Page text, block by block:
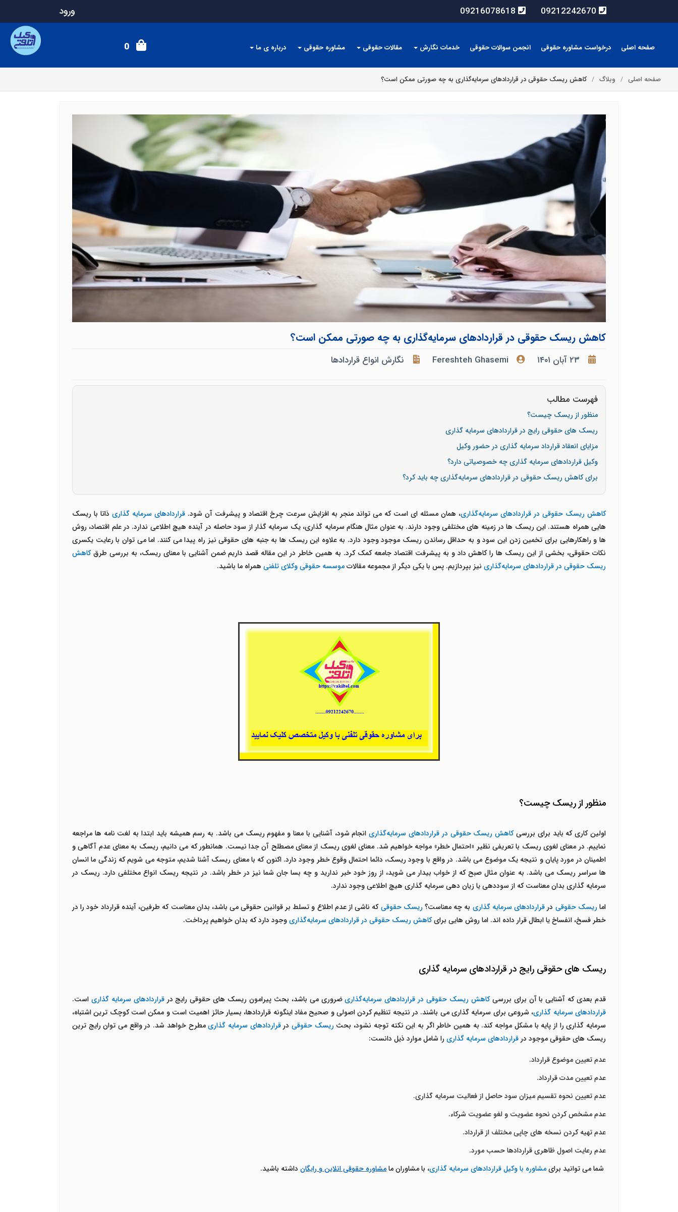
09212242670
09216078618 ورود
صفحه اصلی درخواست مشاوره حقوقی انجمن سوالات حقوقی خدمات نگارش مقالات حقوقی مشاوره حقوقی درباره ی ما 0
صفحه اصلی وبلاگ کاهش ریسک حقوقی در قراردادهای سرمایه‌گذاری به چه صورتی ممکن است؟
کاهش ریسک حقوقی در قراردادهای سرمایه‌گذاری به چه صورتی ممکن است؟
۲۳ آبان ۱۴۰۱ Fereshteh Ghasemi نگارش انواع قراردادها
فهرست مطالب
منظور از ریسک چیست؟
ریسک های حقوقی رایج در قراردادهای سرمایه گذاری
مزایای انعقاد قرارداد سرمایه گذاری در حضور وکیل
وکیل قراردادهای سرمایه گذاری چه خصوصیاتی دارد؟
برای کاهش ریسک حقوقی در قراردادهای سرمایه‌گذاری چه باید کرد؟
کاهش ریسک حقوقی در قراردادهای سرمایه‌گذاری، همان مسئله ای است که می تواند منجر به افزایش سرعت چرخ اقتصاد و پیشرفت آن شود. قراردادهای سرمایه گذاری ذاتا با ریسک
هایی همراه هستند. این ریسک ها در زمینه های مختلفی وجود دارند. به عنوان مثال هنگام سرمایه گذاری، یک سرمایه گذار از سود حاصله در آینده هیچ اطلاعی ندارد. در علم اقتصاد، روش
ها و راهکارهایی برای تخمین زدن این سود و به حداقل رساندن ریسک موجود وجود دارد. به علاوه این ریسک ها به جنبه های حقوقی نیز راه پیدا می کنند. اما می توان با رعایت یکسری
نکات حقوقی، بخشی از این ریسک ها را کاهش داد و به پیشرفت اقتصاد جامعه کمک کرد. به همین خاطر در این مقاله قصد داریم ضمن آشنایی با معنای ریسک، به بررسی طرقکاهش
ریسک حقوقی در قراردادهای سرمایه‌گذاری نیز بپردازیم. پس با یکی دیگر از مجموعه مقالاتموسسه حقوقی وکلای تلفنی همراه ما باشید.
منظور از ریسک چیست؟
اولین کاری که باید برای بررسیکاهش ریسک حقوقی در قراردادهای سرمایه‌گذاریانجام شود، آشنایی با معنا و مفهوم ریسک می باشد. به رسم همیشه باید ابتدا به لغت نامه ها مراجعه
نماییم. در معنای لغوی ریسک با تعریفی نظیر «احتمال خطر» مواجه خواهیم شد. معنای لغوی ریسک از معنای مصطلح آن جدا نیست. همانطور که می دانیم، ریسک به معنای عدم آگاهی و
اطمینان در مورد پایان و نتیجه یک موضوع می باشد. در واقع با وجود ریسک، دائما احتمال وقوع خطر وجود دارد. اکنون که با معنای ریسک آشنا شدیم، متوجه می شویم که زندگی ما انسان
ها سراسر ریسک می باشد. به عنوان مثال صبح که از خواب بیدار می شوید، از روز خود خبر ندارید و چه بسا جان شما نیز در خطر باشد. در نتیجه ریسک انواع مختلفی دارد. ریسک در
سرمایه گذاری بدان معناست که از سوددهی یا زیان دهی سرمایه گذاری هیچ اطلاعی وجود ندارد.
اماریسک حقوقی در قراردادهای سرمایه گذاری به چه معناست؟ریسک حقوقیکه ناشی از عدم اطلاع و تسلط بر قوانین حقوقی می باشد، بدان معناست که طرفین، آینده قرارداد خود را در
خطر فسخ، انفساخ یا ابطال قرار داده اند. اما روش هایی برایکاهش ریسک حقوقی در قراردادهای سرمایه‌گذاریوجود دارد که بدان خواهیم پرداخت.
ریسک های حقوقی رایج در قراردادهای سرمایه گذاری
قدم بعدی که آشنایی با آن برای بررسیکاهش ریسک حقوقی در قراردادهای سرمایه‌گذاریضروری می باشد، بحث پیرامون ریسک های حقوقی رایج درقراردادهای سرمایه گذاری است.
قراردادهای سرمایه گذاری، شروعی برای سرمایه گذاری می باشند. در نتیجه تنظیم کردن اصولی و صحیح مفاد اینگونه قراردادها، بسیار حائز اهمیت است و ممکن است کوچک ترین اشتباه،
سرمایه گذاری را از پایه با مشکل مواجه کند. به همین خاطر اگر به این نکته توجه نشود، بحثریسک حقوقیدرقراردادهای سرمایه گذاریمطرح خواهد شد. در واقع می توان رایج ترین
ریسک های حقوقی موجود در قراردادهای سرمایه گذاریرا شامل موارد ذیل دانست:
عدم تعیین موضوع قرارداد.
عدم تعیین مدت قرارداد.
عدم تعیین نحوه تقسیم میزان سود حاصل از فعالیت سرمایه گذاری.
عدم مشخص کردن نحوه عضویت و لغو عضویت شرکاء.
عدم تهیه کردن نسخه های چاپی مختلف از قرارداد.
عدم رعایت اصول ظاهری قراردادها حسب مورد.
شما می توانید برایمشاوره با وکیل قراردادهای سرمایه گذاری، با مشاوران مامشاوره حقوقی انلاین و رایگان داشته باشید.